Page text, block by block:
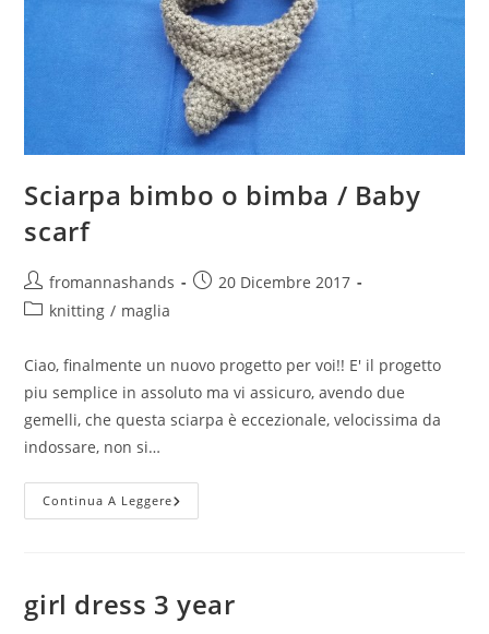
Sciarpa bimbo o bimba / Baby
scarf
Autore
dell'articolo:
fromannashands
Articolo20 Dicembre 2017
Categoria
knitting / maglia
Ciao, finalmente un nuovo progetto per voi!! E' il progetto
piu semplice in assoluto ma vi assicuro, avendo due
gemelli, che questa sciarpa è eccezionale, velocissima da
indossare, non si…
Continua A LeggereSciarpa
Bimbo
girl dress 3 year